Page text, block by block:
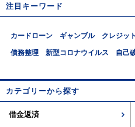
注目キーワード
カードローン ギャンブル クレジッ
債務整理 新型コロナウイルス 自己
カテゴリーから探す
借金返済